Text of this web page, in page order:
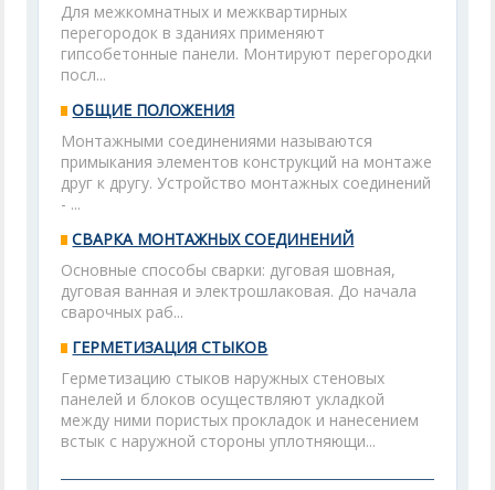
Для межкомнатных и межквартирных
перегородок в зданиях применяют
гипсобетонные панели. Монтируют перегородки
посл...
ОБЩИЕ ПОЛОЖЕНИЯ
Монтажными соединениями называются
примыкания элементов конструкций на монтаже
друг к другу. Устройство монтажных соединений
- ...
СВАРКА МОНТАЖНЫХ СОЕДИНЕНИЙ
Основные способы сварки: дуговая шовная,
дуговая ванная и электрошлаковая. До начала
сварочных раб...
ГЕРМЕТИЗАЦИЯ СТЫКОВ
Герметизацию стыков наружных стеновых
панелей и блоков осуществляют укладкой
между ними пористых прокладок и нанесением
встык с наружной стороны уплотняющи...